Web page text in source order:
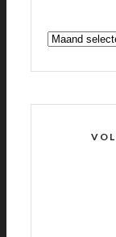
ARCHIEF